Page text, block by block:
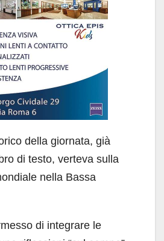
della giornata, già
di testo, verteva sulla
nella Bassa
di integrare le